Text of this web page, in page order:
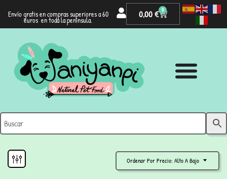
Envío gratis en compras superiores a 60
euros en toda la península.
0,00€ 0
Ordenar Por Precio: Alto A Bajo